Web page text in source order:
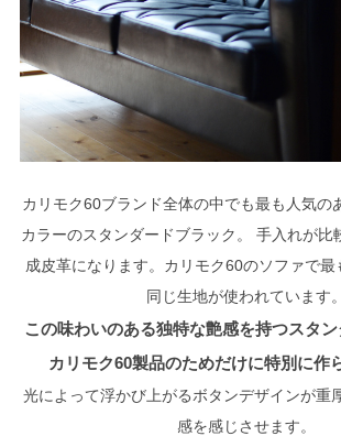
カリモク60ブランド全体の中でも最も人気の
カラーのスタンダードブラック。 手入れが比
成皮革になります。カリモク60のソファで最
同じ生地が使われています。
この味わいのある独特な艶感を持つスタ
カリモク60製品のためだけに特別に作
光によって浮かび上がるボタンデザインが重
感を感じさせます。